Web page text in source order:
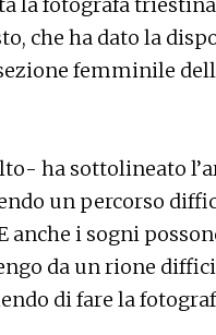
la fotografa
che ha dato la
femminile
ha sottolineato
un percorso
anche i sogni
da un rione
di fare la